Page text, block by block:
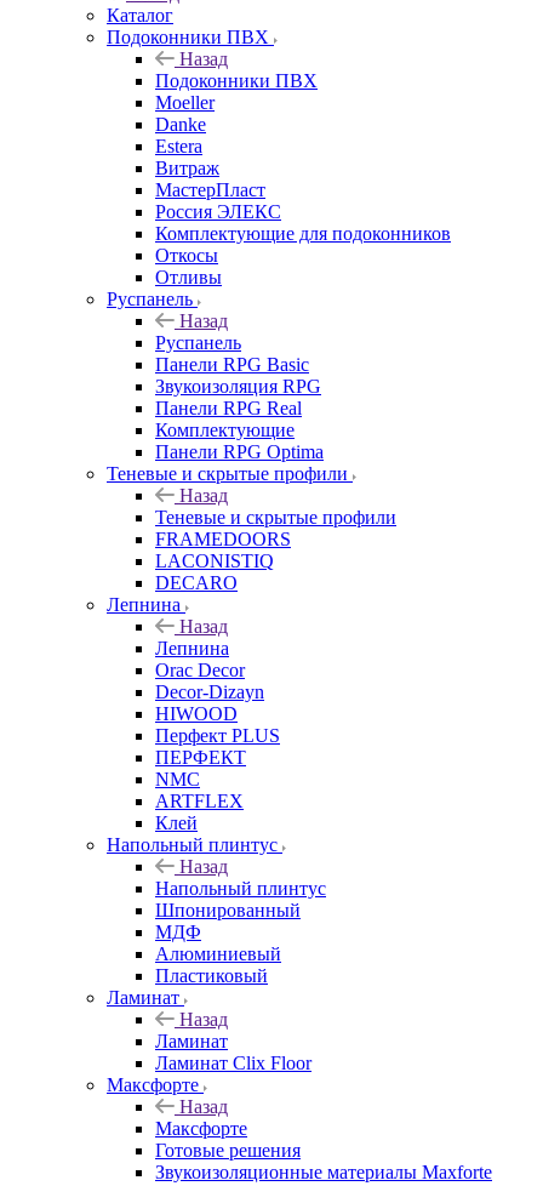
Каталог
Подоконники ПВХ
Назад
Подоконники ПВХ
Moeller
Danke
Estera
Витраж
МастерПласт
Россия ЭЛЕКС
Комплектующие для подоконников
Откосы
Отливы
Руспанель
Назад
Руспанель
Панели RPG Basic
Звукоизоляция RPG
Панели RPG Real
Комплектующие
Панели RPG Optima
Теневые и скрытые профили
Назад
Теневые и скрытые профили
FRAMEDOORS
LACONISTIQ
DECARO
Лепнина
Назад
Лепнина
Orac Decor
Decor-Dizayn
HIWOOD
Перфект PLUS
ПЕРФЕКТ
NMC
ARTFLEX
Клей
Напольный плинтус
Назад
Напольный плинтус
Шпонированный
МДФ
Алюминиевый
Пластиковый
Ламинат
Назад
Ламинат
Ламинат Clix Floor
Максфорте
Назад
Максфорте
Готовые решения
Звукоизоляционные материалы Maxforte